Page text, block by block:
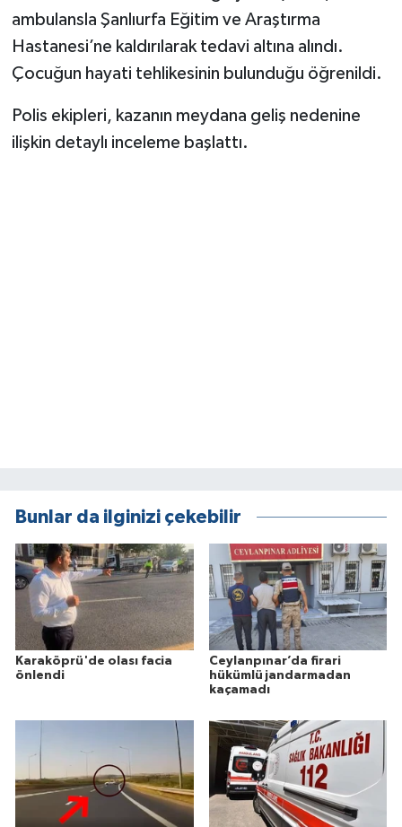
ambulansla Şanlıurfa Eğitim ve Araştırma
Hastanesi’ne kaldırılarak tedavi altına alındı.
Çocuğun hayati tehlikesinin bulunduğu öğrenildi.
Polis ekipleri, kazanın meydana geliş nedenine
ilişkin detaylı inceleme başlattı.
Bunlar da ilginizi çekebilir
Karaköprü'de olası facia
önlendi
Ceylanpınar’da firari
hükümlü jandarmadan
kaçamadı